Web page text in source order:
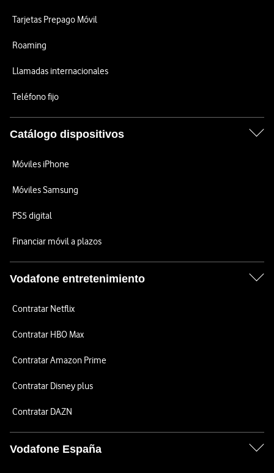
Tarjetas Prepago Móvil
Roaming
Llamadas internacionales
Teléfono fijo
Catálogo dispositivos
Móviles iPhone
Móviles Samsung
PS5 digital
Financiar móvil a plazos
Vodafone entretenimiento
Contratar Netflix
Contratar HBO Max
Contratar Amazon Prime
Contratar Disney plus
Contratar DAZN
Vodafone España